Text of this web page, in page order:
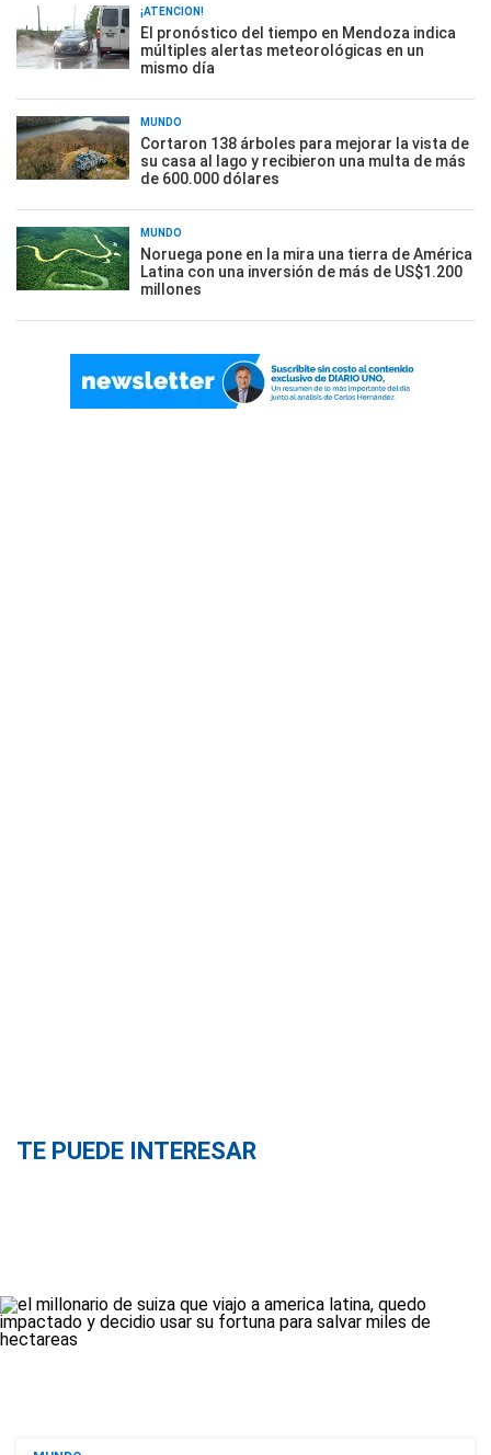
¡ATENCIÓN!
El pronóstico del tiempo en Mendoza indica
múltiples alertas meteorológicas en un
mismo día
MUNDO
Cortaron 138 árboles para mejorar la vista de
su casa al lago y recibieron una multa de más
de 600.000 dólares
MUNDO
Noruega pone en la mira una tierra de América
Latina con una inversión de más de US$1.200
millones
TE PUEDE INTERESAR